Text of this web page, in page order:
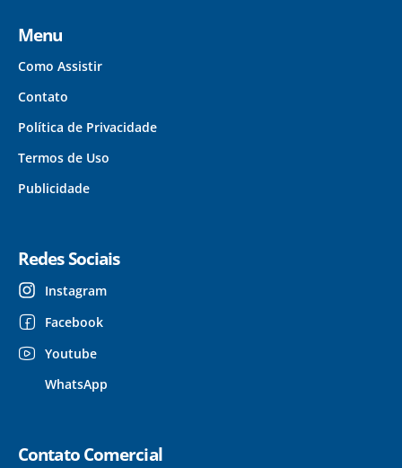
Menu
Como Assistir
Contato
Política de Privacidade
Termos de Uso
Publicidade
Redes Sociais
Instagram
Facebook
Youtube
WhatsApp
Contato Comercial